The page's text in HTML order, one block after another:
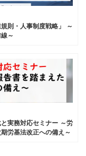
則・人事制度戦略」 ～
～
実務対応セミナー ～労
労基法改正への備え～